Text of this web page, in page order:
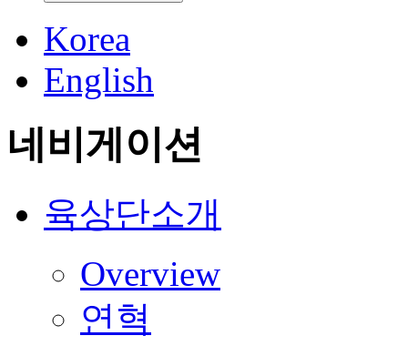
Korea
English
네비게이션
육상단소개
Overview
연혁